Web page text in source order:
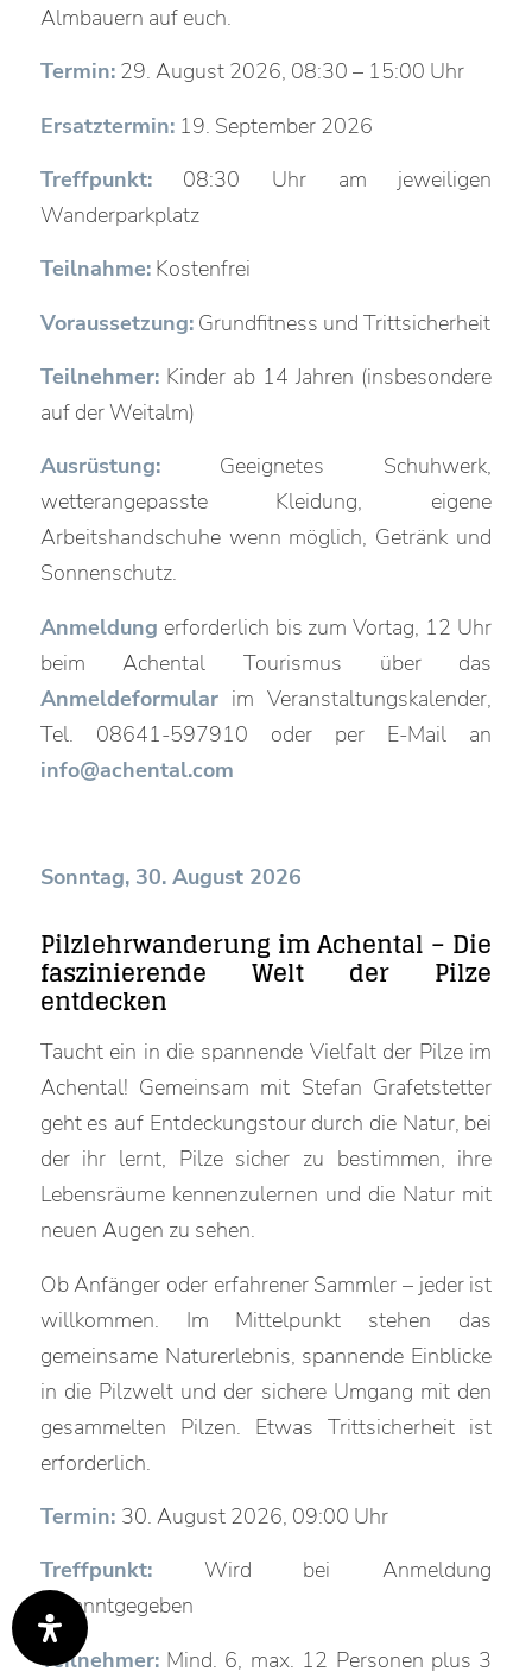
Almbauern auf euch.
Termin:29. August 2026, 08:30 – 15:00 Uhr
Ersatztermin:19. September 2026
Treffpunkt:08:30 Uhr am jeweiligen
Wanderparkplatz
Teilnahme:Kostenfrei
Voraussetzung:Grundfitness und Trittsicherheit
Teilnehmer:Kinder ab 14 Jahren (insbesondere
auf der Weitalm)
Ausrüstung:Geeignetes Schuhwerk,
wetterangepasste Kleidung, eigene
Arbeitshandschuhe wenn möglich, Getränk und
Sonnenschutz.
Anmeldung erforderlich bis zum Vortag, 12 Uhr
beim Achental Tourismus über das
Anmeldeformularim Veranstaltungskalender,
Tel. 08641-597910 oder per E-Mail an
info@achental.com
Sonntag, 30. August 2026
Pilzlehrwanderung im Achental – Die
faszinierende Welt der Pilze
entdecken
Taucht ein in die spannende Vielfalt der Pilze im
Achental! Gemeinsam mit Stefan Grafetstetter
geht es auf Entdeckungstour durch die Natur, bei
der ihr lernt, Pilze sicher zu bestimmen, ihre
Lebensräume kennenzulernen und die Natur mit
neuen Augen zu sehen.
Ob Anfänger oder erfahrener Sammler – jeder ist
willkommen. Im Mittelpunkt stehen das
gemeinsame Naturerlebnis, spannende Einblicke
in die Pilzwelt und der sichere Umgang mit den
gesammelten Pilzen. Etwas Trittsicherheit ist
erforderlich.
Termin: 30. August 2026, 09:00 Uhr
Treffpunkt:Wird bei Anmeldung
bekanntgegeben
Teilnehmer:Mind. 6, max. 12 Personen plus 3